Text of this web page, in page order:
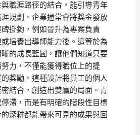
職涯路徑的結合，能引導青年
規劃。企業通常會將獎金發放
掛鉤，例如晉升為專案負責
培養出導師能力後。這等於為
的成長藍圖，讓他們知道只要
力，不僅能獲得職位上的提
獎勵。這種設計將員工的個人
結合，創造出雙贏的局面。青
滯，而是有明確的階段性目標
深耕都能帶來可見的成果與回